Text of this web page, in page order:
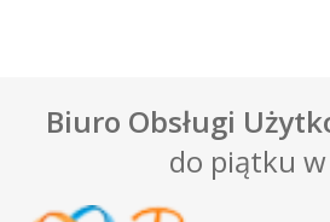
Biuro Obsługi
do piątku